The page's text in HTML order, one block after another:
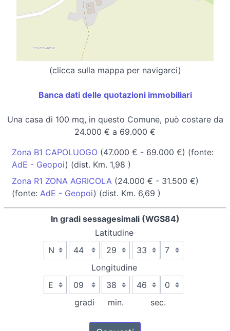
(clicca sulla mappa per navigarci)
Banca dati delle quotazioni immobiliari
Una casa di 100 mq, in questo Comune, può costare da
24.000 € a 69.000 €
Zona B1 CAPOLUOGO (47.000 € - 69.000 €) (fonte:
AdE - Geopoi) (dist. Km. 1,98 )
Zona R1 ZONA AGRICOLA (24.000 € - 31.500 €)
(fonte: AdE - Geopoi) (dist. Km. 6,69 )
In gradi sessagesimali (WGS84)
Latitudine
Longitudine
gradi min. sec.